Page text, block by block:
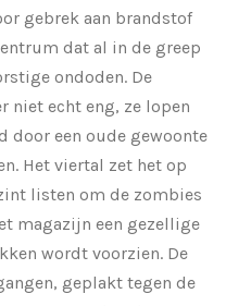
gebrek aan brandstof
dat al in de greep
ondoden. De
niet echt eng, ze lopen
door een oude gewoonte
Het viertal zet het op
listen om de zombies
magazijn een gezellige
wordt voorzien. De
geplakt tegen de